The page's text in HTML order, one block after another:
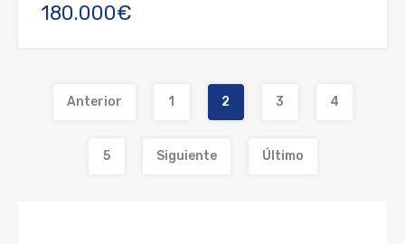
180.000€
Anterior 1 2 3 4
5 Siguiente Último